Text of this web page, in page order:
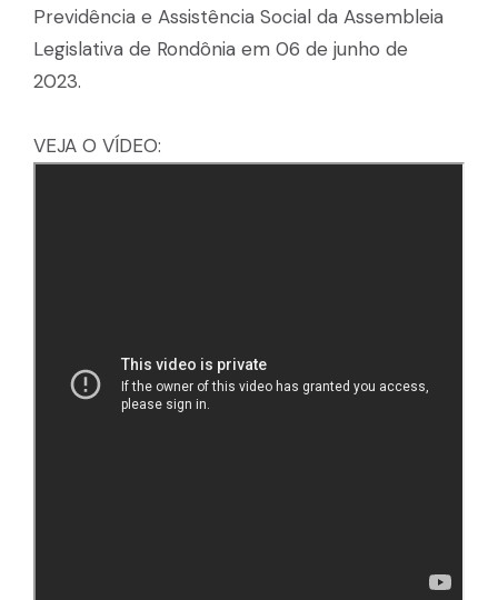
Previdência e Assistência Social da Assembleia
Legislativa de Rondônia em 06 de junho de
2023.
VEJA O VÍDEO: